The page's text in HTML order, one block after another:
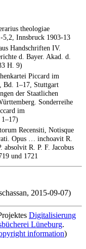
theologiae
Innsbruck 1903-13
Handschriften IV.
d. Bayer. Akad. d.
H. 9)
Piccard im
Bd. 1–17, Stuttgart
der Staatlichen
Sonderreihe
im
Recensiti, Notisque
Opus … inchoavit R.
absolvit R. P. F. Jacobus
und 1721
2015-09-07)
Digitalisierung
Lüneburg.
information)